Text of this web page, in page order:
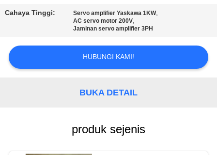
PENAWARAN
SITEMAP
Cahaya Tinggi: Servo amplifier Yaskawa 1KW,
AC servo motor 200V,
Jaminan servo amplifier 3PH
HUBUNGI KAMI!
BUKA DETAIL
produk sejenis